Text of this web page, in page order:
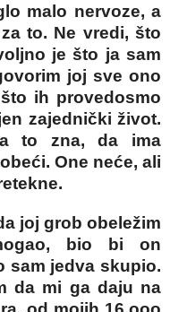
malo nervoze, a
to. Ne vredi, što
je što ja sam
joj sve ono
ih provedosmo
zajednički život.
to zna, da ima
One neće, ali
joj grob obeležim
bio bi on
sam jedva skupio.
da mi ga daju na